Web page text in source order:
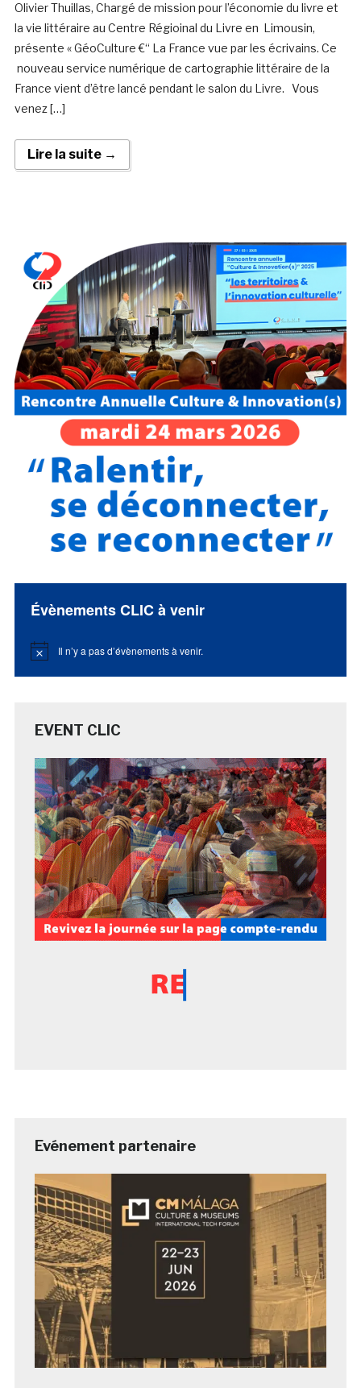
Olivier Thuillas, Chargé de mission pour l’économie du livre et
la vie littéraire au Centre Régioinal du Livre en Limousin,
présente « GéoCulture €“ La France vue par les écrivains. Ce
nouveau service numérique de cartographie littéraire de la
France vient d’être lancé pendant le salon du Livre. Vous
venez […]
Lire la suite →
Évènements CLIC à venir
Notice Il n’y a pas d’évènements à venir.
EVENT CLIC
Evénement partenaire